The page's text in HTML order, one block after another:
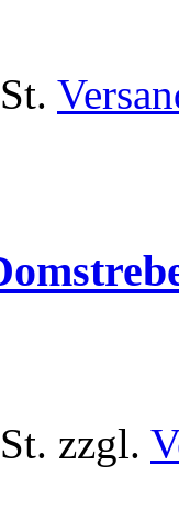
zzgl.